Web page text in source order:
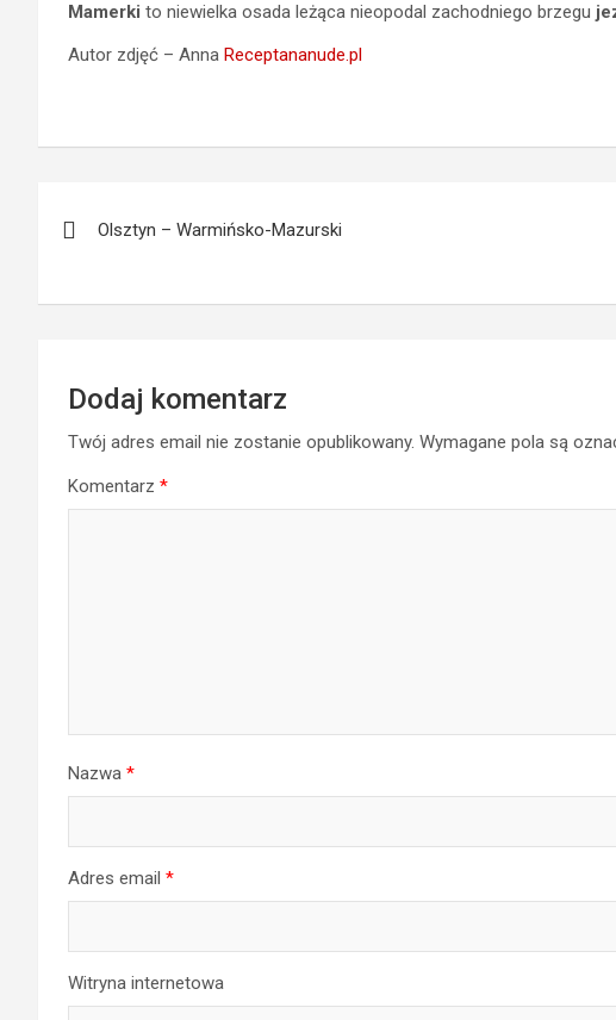
Mamerki to niewielka osada leżąca nieopodal zachodniego brzegu
Autor zdjęć – Anna Receptananude.pl
wpisu
Olsztyn – Warmińsko-Mazurski
Dodaj komentarz
Twój adres email nie zostanie opublikowany. Wymagane pola są
Komentarz *
Nazwa *
Adres email *
Witryna internetowa